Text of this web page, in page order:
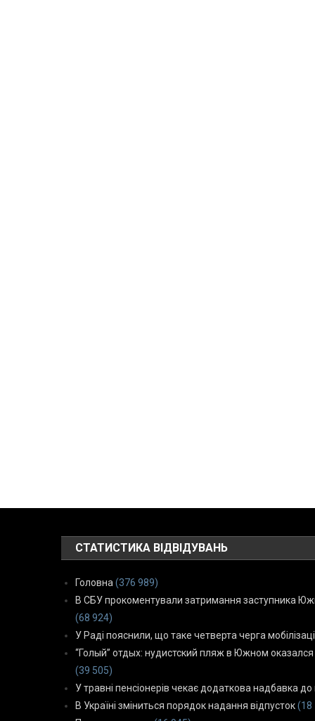
СТАТИСТИКА ВІДВІДУВАНЬ
Головна (376 989)
В СБУ прокоментували затримання заступника
(68 924)
У Раді пояснили, що таке четверта черга
“Голый” отдых: нудистский пляж в Южном
(39 505)
У травні пенсіонерів чекає додаткова надбавка до
В Україні зміниться порядок надання відпусток (18